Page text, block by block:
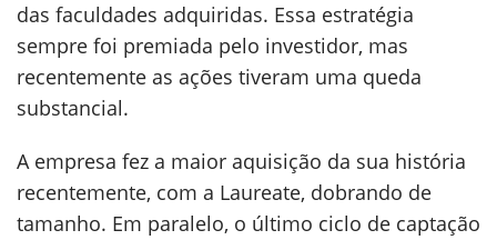
das faculdades adquiridas. Essa estratégia
sempre foi premiada pelo investidor, mas
recentemente as ações tiveram uma queda
substancial.
A empresa fez a maior aquisição da sua história
recentemente, com a Laureate, dobrando de
tamanho. Em paralelo, o último ciclo de captação